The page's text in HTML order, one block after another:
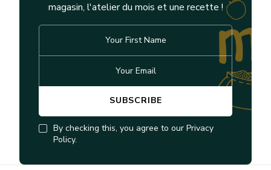
magasin, l'atelier du mois et une recette !
By checking this, you agree to our Privacy
Policy.